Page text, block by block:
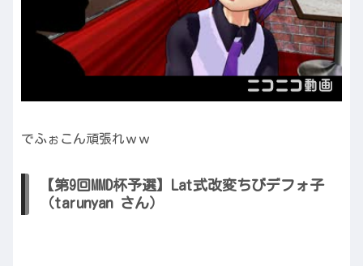
でふぉこん頑張れｗｗ
【第9回MMD杯予選】Lat式改変ちびデフォ子
（tarunyan さん）